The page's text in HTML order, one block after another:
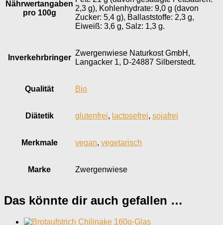
Nährwertangaben
pro 100g
2,3 g), Kohlenhydrate: 9,0 g (davon
Zucker: 5,4 g), Ballaststoffe: 2,3 g,
Eiweiß: 3,6 g, Salz: 1,3 g.
Inverkehr­bringer
Zwergenwiese Naturkost GmbH,
Langacker 1, D-24887 Silberstedt.
Qualität Bio
Diätetik glutenfrei, lactosefrei, sojafrei
Merkmale vegan, vegetarisch
Marke Zwergenwiese
Das könnte dir auch gefallen …